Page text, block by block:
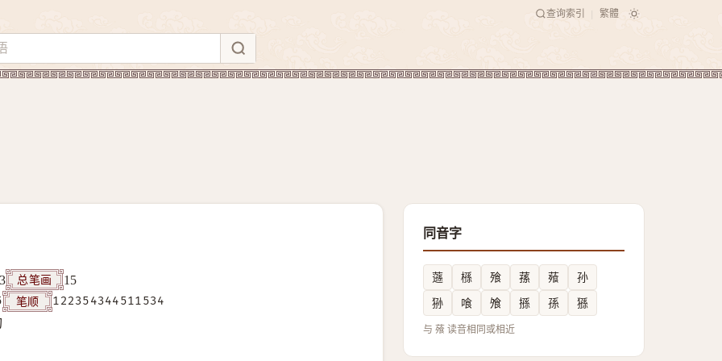
查询索引 繁體
3 总笔画
15
笔顺
122354344511534
同音字
䕖 槂 飱 蓀 薞
孙
狲
喰 飧 搎 孫 猻
与 蕵 读音相同或相近